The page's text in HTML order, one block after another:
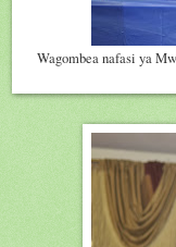
Wagombea nafasi ya